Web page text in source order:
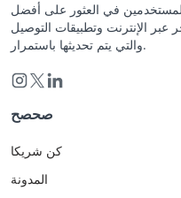
في العثور على أفضل
عبر الإنترنت وتطبيقات التوصيل
والتي يتم تحديثها باستمرار.
صحصح
كن شريكا
المدونة